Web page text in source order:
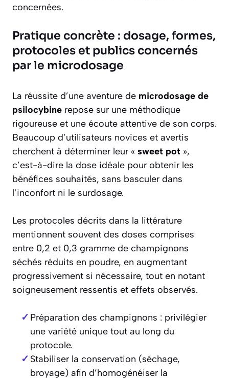
concernées.
Pratique concrète : dosage, formes,
protocoles et publics concernés
par le microdosage
La réussite d’une aventure de microdosage de
psilocybine repose sur une méthodique
rigoureuse et une écoute attentive de son corps.
Beaucoup d’utilisateurs novices et avertis
cherchent à déterminer leur « sweet pot »,
c’est-à-dire la dose idéale pour obtenir les
bénéfices souhaités, sans basculer dans
l’inconfort ni le surdosage.
Les protocoles décrits dans la littérature
mentionnent souvent des doses comprises
entre 0,2 et 0,3 gramme de champignons
séchés réduits en poudre, en augmentant
progressivement si nécessaire, tout en notant
soigneusement ressentis et effets observés.
Préparation des champignons : privilégier
une variété unique tout au long du
protocole.
Stabiliser la conservation (séchage,
broyage) afin d’homogénéiser la